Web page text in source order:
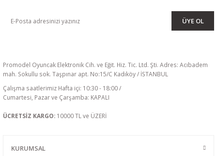
ÜYE OL
Promodel Oyuncak Elektronik Cih. ve Eğit. Hiz. Tic. Ltd. Şti. Adres: Acıbadem
mah. Sokullu sok. Taşpınar apt. No:15/C Kadıköy / İSTANBUL
Çalışma saatlerimiz Hafta içi: 10:30 - 18:00 /
Cumartesi, Pazar ve Çarşamba: KAPALI
ÜCRETSİZ KARGO: 10000 TL ve ÜZERİ
KURUMSAL